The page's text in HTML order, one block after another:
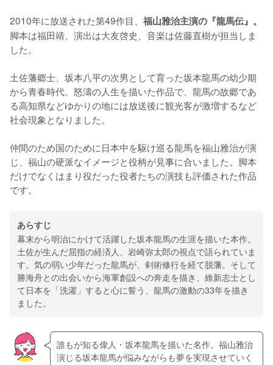
2010年に放送された第49作目、 福山雅治主演の『龍馬伝』。
脚本は福田靖、演出は大友啓史、音楽は佐藤直樹が担当しま
した。
土佐藩郷士、坂本八平の次男として育った坂本龍馬の幼少期
から青春時代、怒濤の人生を描いた作品で、龍馬の故郷であ
る高知県などゆかりの地には放送後に観光客が激増するなど
社会現象となりました。
仲間のため国のために日本中を駆け巡る龍馬を福山雅治が演
じ、福山の硬派なイメージと役柄が見事に合いました。脚本
だけでなくはまり役だった役者たちの演技も評価された作品
です。
あらすじ
幕末から明治にかけて活躍した坂本龍馬の生涯を描いた本作。
土佐が生んだ屈指の経済人、岩崎弥太郎の視点で語られていま
す。気の弱い少年だった龍馬が、剣術修行を経て脱藩。そして
勝海舟との出会いから海軍創設への奔走を描き、維新志士とし
て日本を「洗濯」すると心に誓う、龍馬の激動の33年を描き
ました。
誰もが知る偉人・坂本龍馬を描いた名作。福山雅治
演じる坂本龍馬が悩みながらも夢を実現させていく